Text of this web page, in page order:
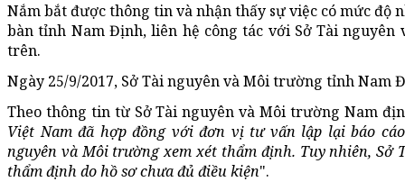
Nắm bắt được thông tin và nhận thấy sự việc có mức độ
bàn tỉnh Nam Định, liên hệ công tác với Sở Tài
trên.
Ngày 25/9/2017, Sở Tài nguyên và Môi trường tỉnh Nam
Theo thông tin từ Sở Tài nguyên và Môi trường Nam
Việt Nam đã hợp đồng với đơn vị tư vấn lập lại báo
nguyên và Môi trường xem xét thẩm định. Tuy nhiên,
thẩm định do hồ sơ chưa đủ điều kiện".